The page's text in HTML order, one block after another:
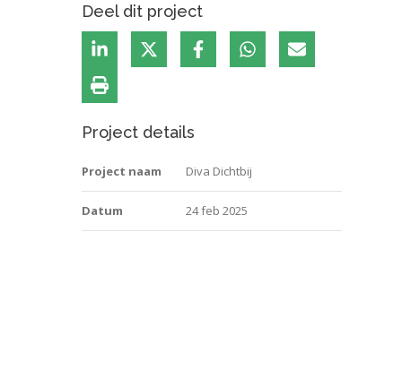
Deel dit project
Project details
Project naam Diva Dichtbij
Datum 24 feb 2025